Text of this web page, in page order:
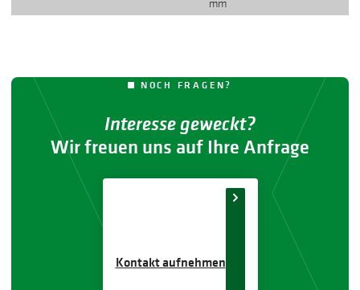
mm
NOCH FRAGEN?
Interesse geweckt?
Wir freuen uns auf Ihre Anfrage
Kontakt aufnehmen